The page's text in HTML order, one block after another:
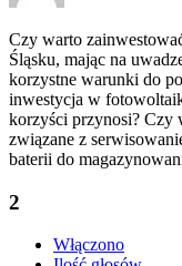
Czy warto
Śląsku, mając na
korzystne warunki do
inwestycja w
korzyści przynosi? Czy
związane z
baterii do
2
Włączono